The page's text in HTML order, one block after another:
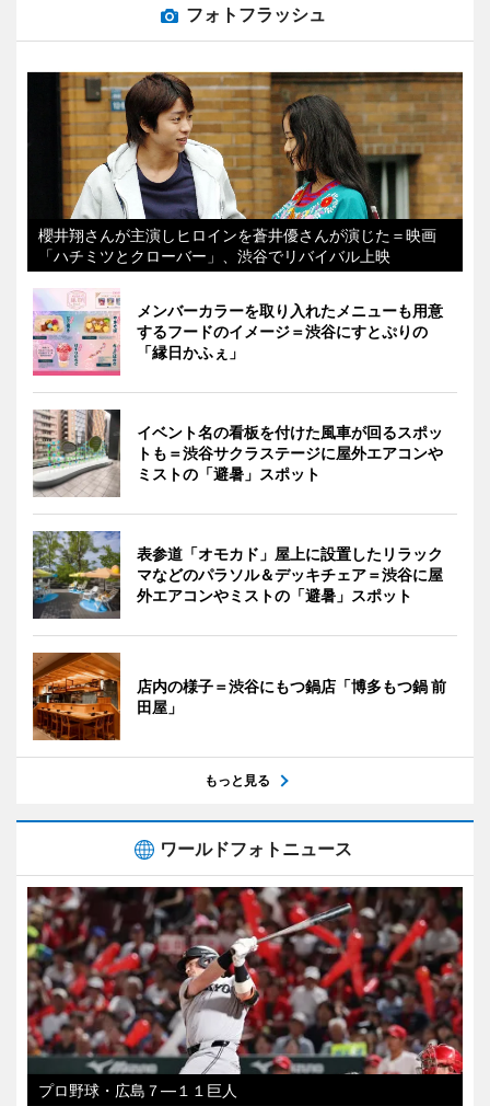
フォトフラッシュ
櫻井翔さんが主演しヒロインを蒼井優さんが演じた＝映画
「ハチミツとクローバー」、渋谷でリバイバル上映
メンバーカラーを取り入れたメニューも用意
するフードのイメージ＝渋谷にすとぷりの
「縁日かふぇ」
イベント名の看板を付けた風車が回るスポッ
トも＝渋谷サクラステージに屋外エアコンや
ミストの「避暑」スポット
表参道「オモカド」屋上に設置したリラック
マなどのパラソル＆デッキチェア＝渋谷に屋
外エアコンやミストの「避暑」スポット
店内の様子＝渋谷にもつ鍋店「博多もつ鍋 前
田屋」
もっと見る
ワールドフォトニュース
プロ野球・広島７―１１巨人